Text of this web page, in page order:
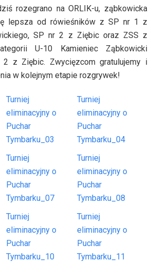
rozegrano na ORLIK-u, ząbkowicka
lepsza od rówieśników z SP nr 1 z
SP nr 2 z Ziębic oraz ZSS z
U-10 Kamieniec Ząbkowicki
2 z Ziębic. Zwycięzcom gratulujemy i
w kolejnym etapie rozgrywek!
Turniej
eliminacyjny o
Puchar
Tymbarku_03
Turniej
eliminacyjny o
Puchar
Tymbarku_04
Turniej
eliminacyjny o
Puchar
Tymbarku_07
Turniej
eliminacyjny o
Puchar
Tymbarku_08
Turniej
eliminacyjny o
Puchar
Tymbarku_10
Turniej
eliminacyjny o
Puchar
Tymbarku_11